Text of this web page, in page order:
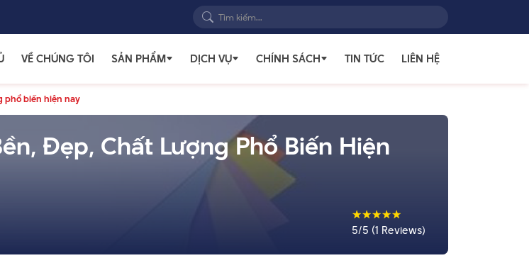
VỀ CHÚNG TÔI SẢN PHẨM DỊCH VỤ CHÍNH SÁCH TIN TỨC LIÊN HỆ
phổ biến hiện nay
Đẹp, Chất Lượng Phổ Biến Hiện
☆
☆
☆
☆
☆
5/5 (1 Reviews)